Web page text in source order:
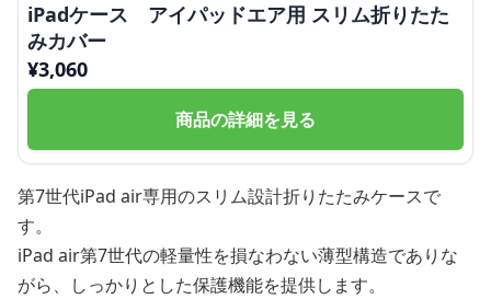
iPadケース アイパッドエア用 スリム折りたた
みカバー
¥3,060
商品の詳細を見る
第7世代iPad air専用のスリム設計折りたたみケースで
す。
iPad air第7世代の軽量性を損なわない薄型構造でありな
がら、しっかりとした保護機能を提供します。